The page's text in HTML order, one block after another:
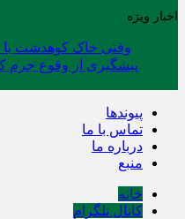
اخبار ویژه
وقتی خاک کوهدشت با
پیشگیری از وقوع جرم
پیوندها
تماس با ما
درباره ما
منبع
خانه
کانال تلگرام